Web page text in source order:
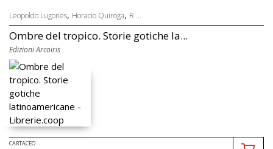
Leopoldo Lugones, Horacio Quiroga, R ...
Ombre del tropico. Storie gotiche la...
Edizioni Arcoiris
CARTACEO